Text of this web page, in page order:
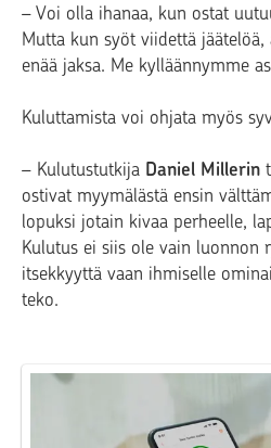
– Voi olla ihanaa, kun ostat
Mutta kun syöt viidettä
enää jaksa. Me kylläännymme
Kuluttamista voi ohjata myös
– Kulutustutkija Daniel Millerin
ostivat myymälästä ensin
lopuksi jotain kivaa perheelle,
Kulutus ei siis ole vain luonnon
itsekkyyttä vaan ihmiselle
teko.